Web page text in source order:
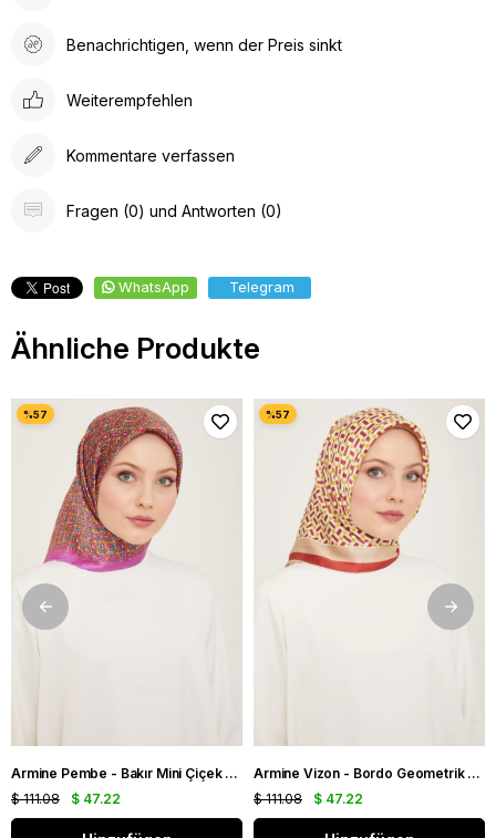
Benachrichtigen, wenn der Preis sinkt
Weiterempfehlen
Kommentare verfassen
Fragen (0) und Antworten (0)
WhatsApp Telegram
Ähnliche Produkte
Armine Pembe - Bakır Mini Çiçek Desen Tivil İpek Eşarp IST 9134 - 03
$ 47.22
$ 111.08
Armine Vizon - Bordo Geometrik Desen Tivil İpek Eşarp IST 9151 - 53
$ 47.22
$ 111.08